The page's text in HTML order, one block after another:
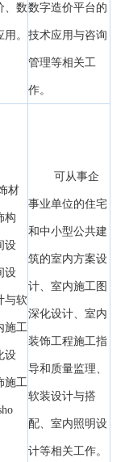
、数
。
数字造价平台的
技术应用与咨询
管理等相关工
作。
材
构
设
设
与软
施工
设
施工
可从事企
事业单位的住宅
和中小型公共建
筑的室内方案设
计、室内施工图
深化设计、室内
装饰工程施工指
导和质量监理、
软装设计与搭
配、室内照明设
计等相关工作。